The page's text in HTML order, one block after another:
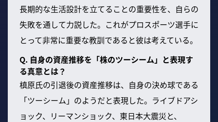
長期的な生活設計を立てることの重要性を、自らの
失敗を通して力説した。これがプロスポーツ選手に
とって非常に重要な教訓であると彼は考えている。
Q. 自身の資産推移を「株のツーシーム」と表現す
る真意とは？
槙原氏の引退後の資産推移は、自身の決め球である
「ツーシーム」のようだと表現した。ライブドアシ
ョック、リーマンショック、東日本大震災と、